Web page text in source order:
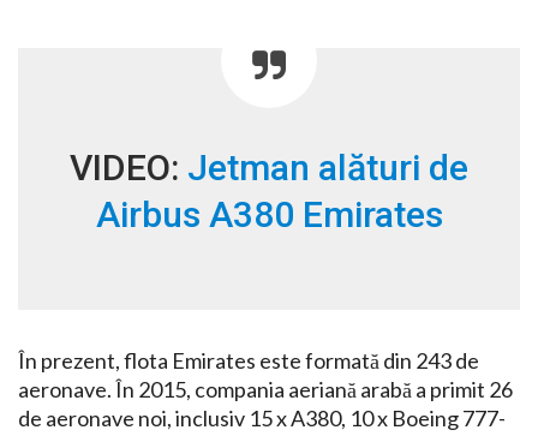
VIDEO: Jetman alături de
Airbus A380 Emirates
În prezent, flota Emirates este formată din 243 de
aeronave. În 2015, compania aeriană arabă a primit 26
de aeronave noi, inclusiv 15 x A380, 10 x Boeing 777-